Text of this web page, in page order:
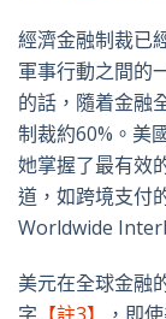
經濟金融制裁已
軍事行動之間的
的話，隨着金融
制裁約60%。美
她掌握了最有效
道，如跨境支付
Worldwide
美元在全球金融